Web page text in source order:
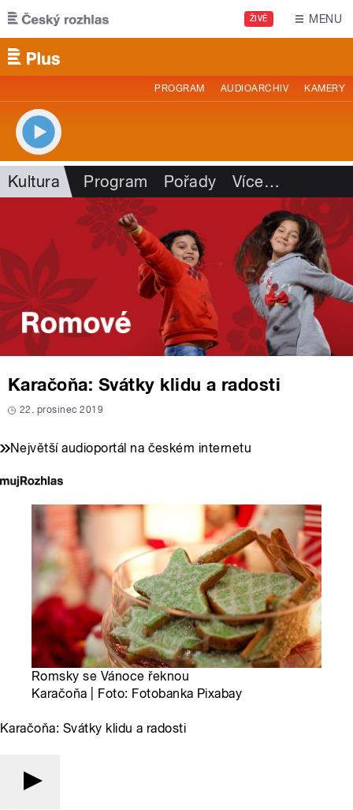
Přejít k hlavnímu obsahu
ŽIVĚ MENU
PROGRAM AUDIOARCHIV KAMERY
Kultura Program Pořady Více…
Karačoňa: Svátky klidu a radosti
22. prosinec 2019
Největší audioportál na českém internetu
Romsky se Vánoce řeknou
Karačoňa | Foto: Fotobanka Pixabay
Karačoňa: Svátky klidu a radosti